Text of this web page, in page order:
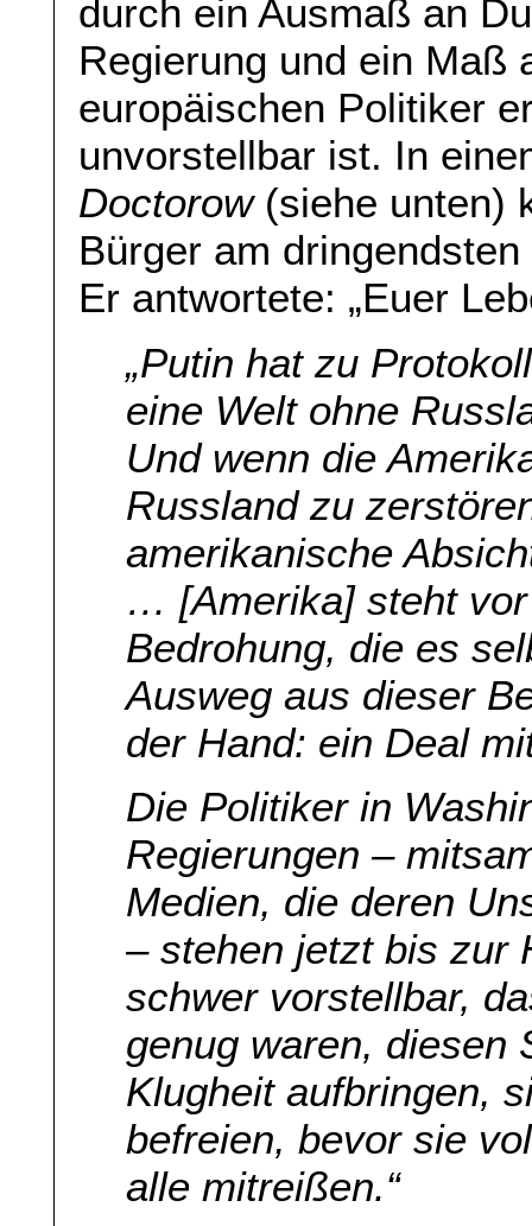
durch ein Ausmaß an
Regierung und ein Maß
europäischen Politiker
unvorstellbar ist. In
Doctorow (siehe unten)
Bürger am
Er antwortete: „Euer
„Putin hat zu
eine Welt ohne
Und wenn die
Russland zu
amerikanische
… [Amerika] steht
Bedrohung, die es
Ausweg aus dieser
der Hand: ein Deal
Die Politiker in
Regierungen –
Medien, die deren
– stehen jetzt bis zur
schwer vorstellbar,
genug waren, diesen
Klugheit aufbringen,
befreien, bevor sie
alle mitreißen.“